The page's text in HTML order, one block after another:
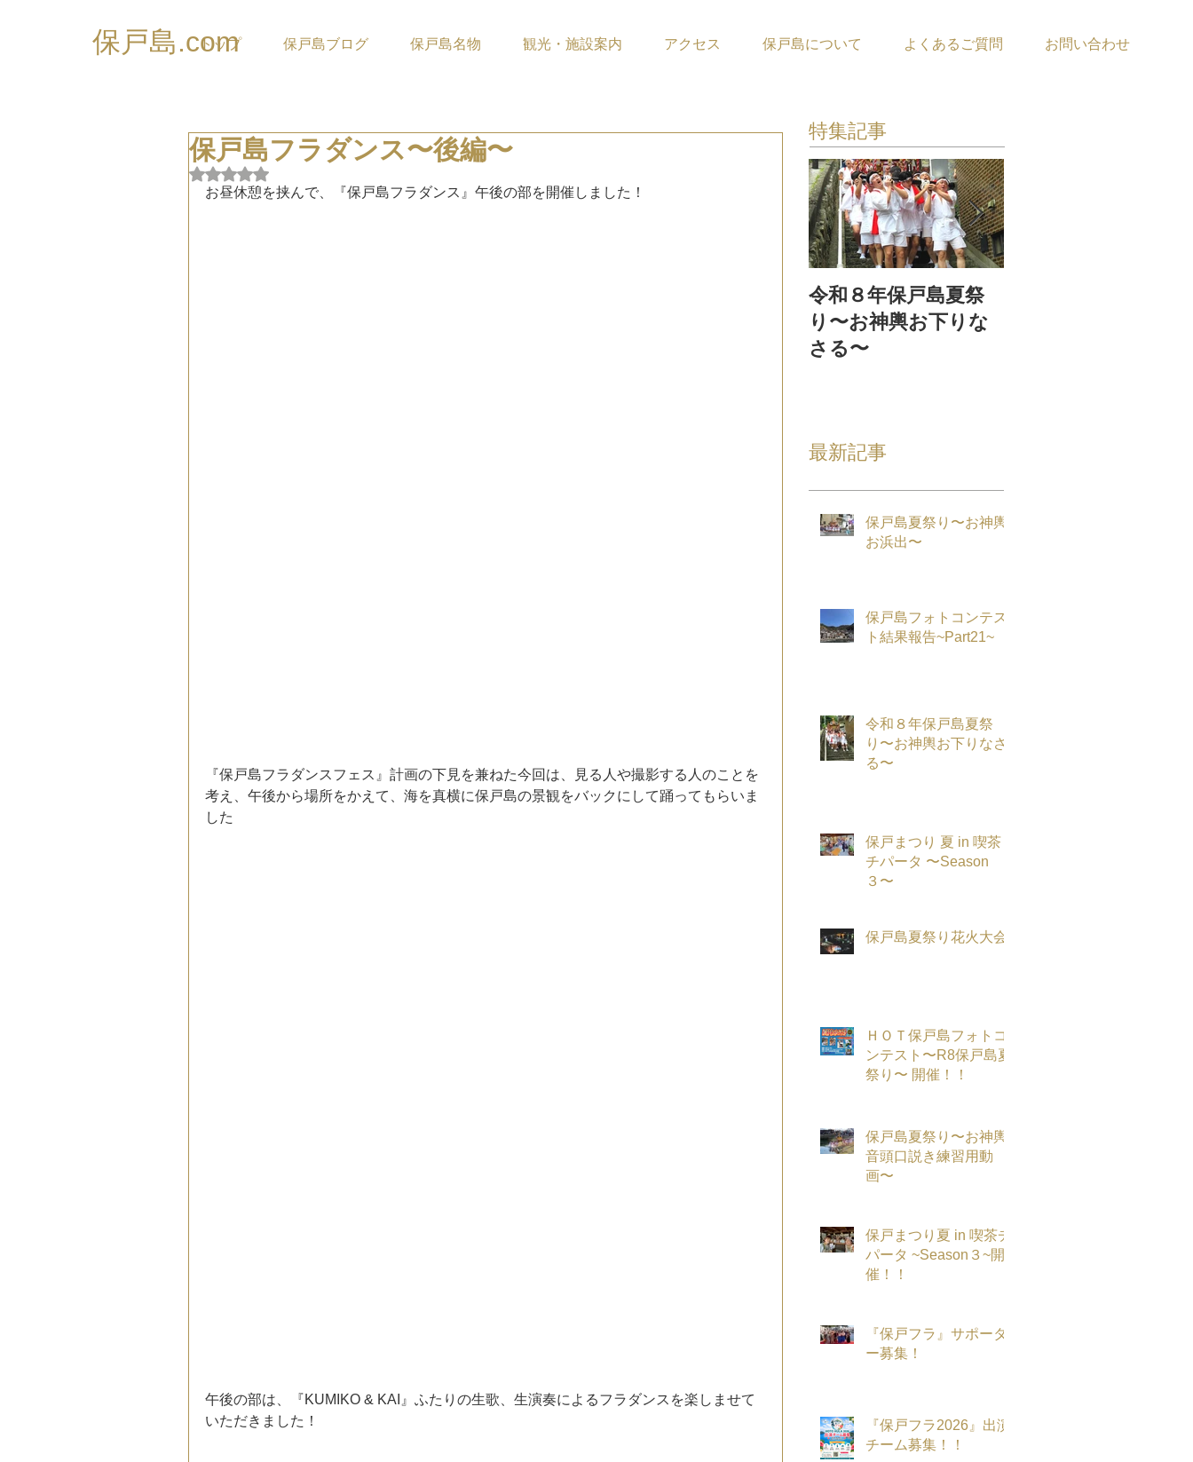
保戸島.com
トップ 保戸島ブログ 保戸島名物 観光・施設案内 アクセス 保戸島について よくあるご質問 お問い合わせ
保戸島フラダンス〜後編〜
5つ星のうちNaNと評価されています。
お昼休憩を挟んで、『保戸島フラダンス』午後の部を開催しました！
『保戸島フラダンスフェス』計画の下見を兼ねた今回は、見る人や撮影する人のことを
考え、午後から場所をかえて、海を真横に保戸島の景観をバックにして踊ってもらいま
した
午後の部は、『KUMIKO & KAI』ふたりの生歌、生演奏によるフラダンスを楽しませて
いただきました！
特集記事
令和８年保戸島夏祭
り〜お神輿お下りな
さる〜
最新記事
保戸島夏祭り〜お神輿
お浜出〜
保戸島フォトコンテス
ト結果報告~Part21~
令和８年保戸島夏祭
り〜お神輿お下りなさ
る〜
保戸まつり 夏 in 喫茶
チパータ 〜Season
３〜
保戸島夏祭り花火大会
ＨＯＴ保戸島フォトコ
ンテスト〜R8保戸島夏
祭り〜 開催！！
保戸島夏祭り〜お神輿
音頭口説き練習用動
画〜
保戸まつり夏 in 喫茶チ
パータ ~Season３~開
催！！
『保戸フラ』サポータ
ー募集！
『保戸フラ2026』出演
チーム募集！！